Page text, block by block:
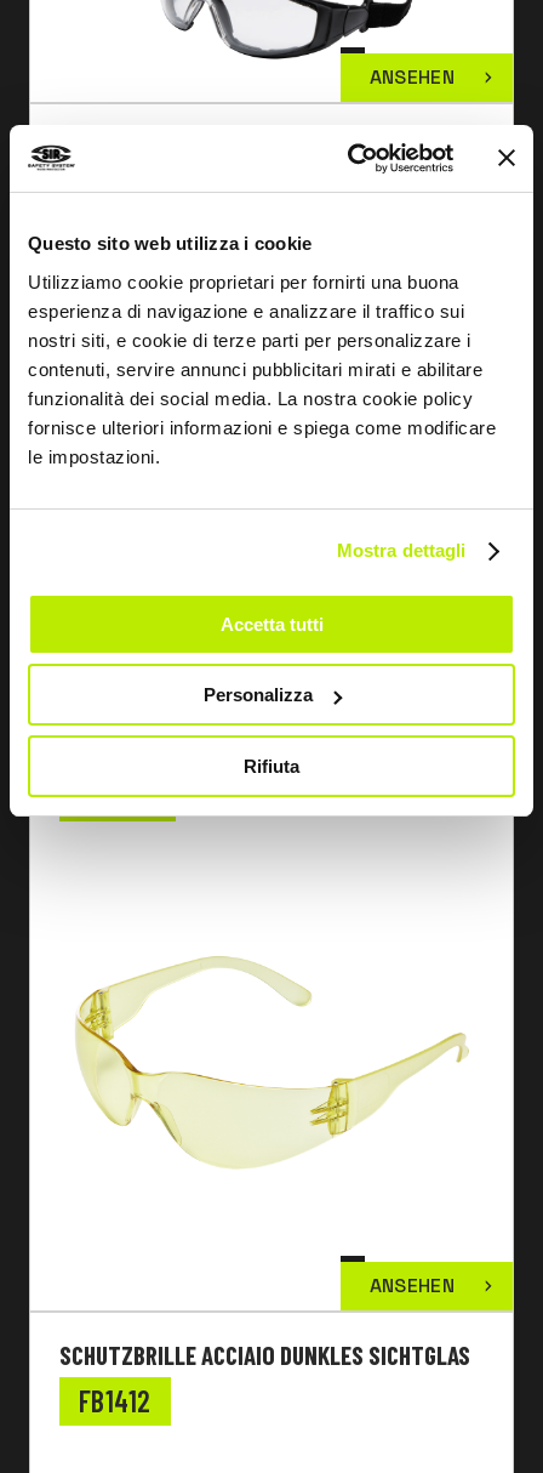
Questo sito web utilizza i cookie
Utilizziamo cookie proprietari per fornirti una buona
esperienza di navigazione e analizzare il traffico sui
nostri siti, e cookie di terze parti per personalizzare i
contenuti, servire annunci pubblicitari mirati e abilitare
funzionalità dei social media. La nostra cookie policy
fornisce ulteriori informazioni e spiega come modificare
le impostazioni.
Mostra dettagli
Accetta tutti
Personalizza
Rifiuta
ANSEHEN
SCHUTZBRILLE BLADE
FB1344
FB1345
ANSEHEN
SCHUTZBRILLE ACCIAIO DUNKLES SICHTGLAS
FB1412